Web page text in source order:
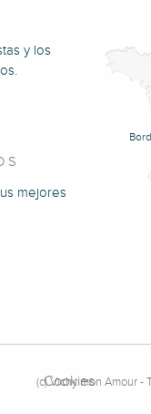
y los
mejores
Cookies
(c) Vichy mon Amour -